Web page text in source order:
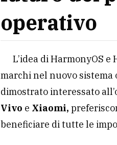
operativo
L’idea di HarmonyOS
marchi nel nuovo sistema
dimostrato interessato
Vivo e Xiaomi,
beneficiare di tutte le